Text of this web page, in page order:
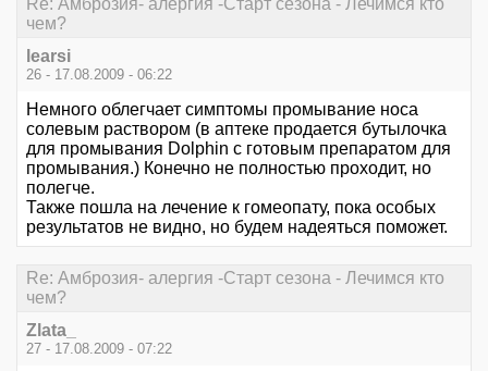
чем?
learsi
26 - 17.08.2009 - 06:22
Немного облегчает симптомы промывание носа
солевым раствором (в аптеке продается бутылочка
для промывания Dolphin с готовым препаратом для
промывания.) Конечно не полностью проходит, но
полегче.
Также пошла на лечение к гомеопату, пока особых
результатов не видно, но будем надеяться поможет.
Re: Амброзия- алергия -Старт сезона - Лечимся кто
чем?
Zlata_
27 - 17.08.2009 - 07:22